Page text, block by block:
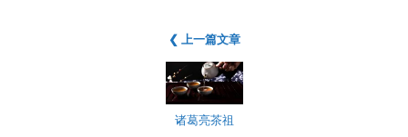
❮ 上一篇文章
诸葛亮茶祖